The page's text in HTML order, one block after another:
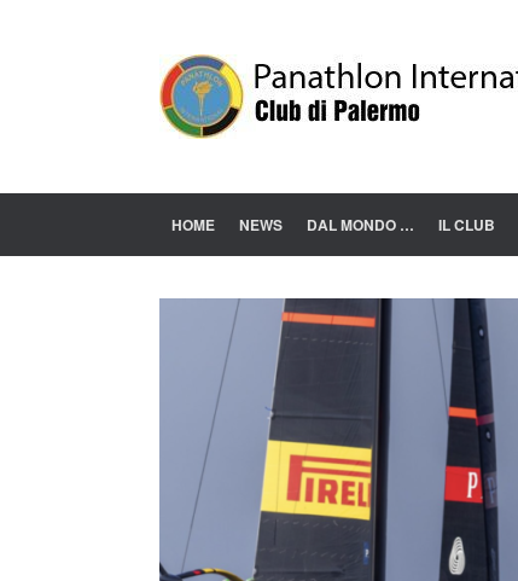
HOME NEWS DAL MONDO … IL CLUB